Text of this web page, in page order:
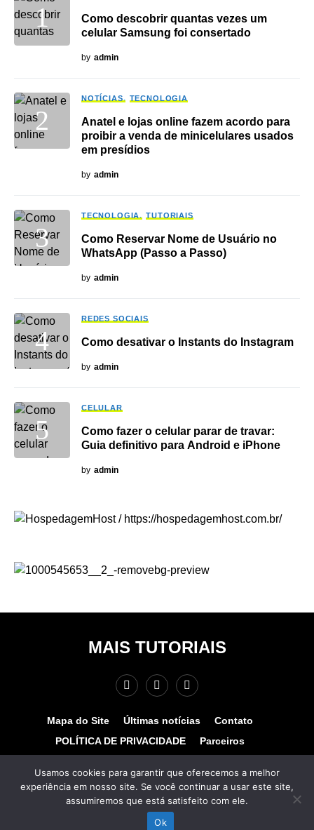
Como descobrir quantas vezes um
celular Samsung foi consertado
by admin
NOTÍCIAS TECNOLOGIA
Anatel e lojas online fazem acordo para
proibir a venda de minicelulares usados
em presídios
by admin
TECNOLOGIA TUTORIAIS
Como Reservar Nome de Usuário no
WhatsApp (Passo a Passo)
by admin
REDES SOCIAIS
Como desativar o Instants do Instagram
by admin
CELULAR
Como fazer o celular parar de travar:
Guia definitivo para Android e iPhone
by admin
MAIS TUTORIAIS
Mapa do Site Últimas notícias
Contato
POLÍTICA DE PRIVACIDADE
Parceiros
© COPYRIGHT 2025 - MAIS TUTORIAIS. TODOS OS
DIREITOS RESERVADOS. Desenvolvido por
www.hospedagemhost.com.br.
Usamos cookies para garantir que oferecemos a melhor
experiência em nosso site. Se você continuar a usar este site,
assumiremos que está satisfeito com ele.
Ok